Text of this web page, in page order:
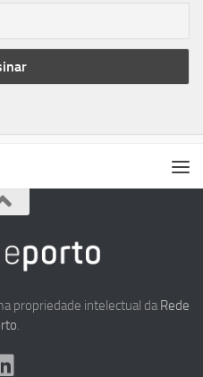
propriedade intelectual daRede
.